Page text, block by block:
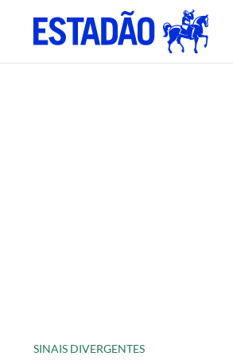
SINAIS DIVERGENTES